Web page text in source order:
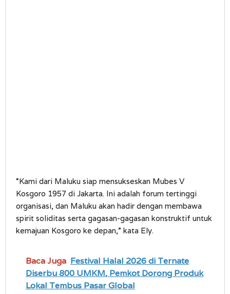
“Kami dari Maluku siap mensukseskan Mubes V
Kosgoro 1957 di Jakarta. Ini adalah forum tertinggi
organisasi, dan Maluku akan hadir dengan membawa
spirit soliditas serta gagasan-gagasan konstruktif untuk
kemajuan Kosgoro ke depan,” kata Ely.
Baca Juga Festival Halal 2026 di Ternate
Diserbu 800 UMKM, Pemkot Dorong Produk
Lokal Tembus Pasar Global